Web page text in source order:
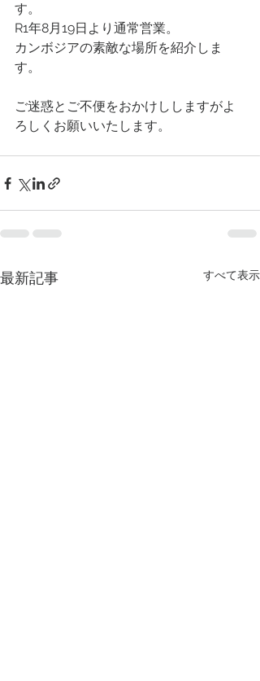
す。
R1年8月19日より通常営業。
カンボジアの素敵な場所を紹介しま
す。
ご迷惑とご不便をおかけししますがよ
ろしくお願いいたします。
最新記事 すべて表示